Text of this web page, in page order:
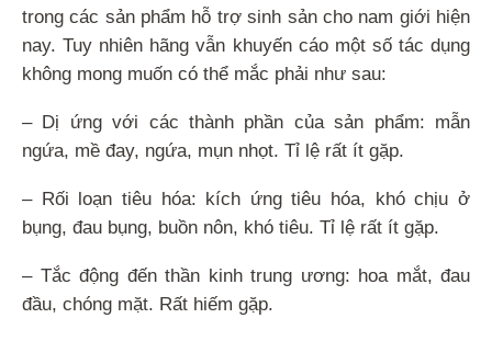
trong các sản phẩm hỗ trợ sinh sản cho nam giới hiện
nay. Tuy nhiên hãng vẫn khuyến cáo một số tác dụng
không mong muốn có thể mắc phải như sau:
– Dị ứng với các thành phần của sản phẩm: mẫn
ngứa, mề đay, ngứa, mụn nhọt. Tỉ lệ rất ít gặp.
– Rối loạn tiêu hóa: kích ứng tiêu hóa, khó chịu ở
bụng, đau bụng, buồn nôn, khó tiêu. Tỉ lệ rất ít gặp.
– Tắc động đến thần kinh trung ương: hoa mắt, đau
đầu, chóng mặt. Rất hiếm gặp.